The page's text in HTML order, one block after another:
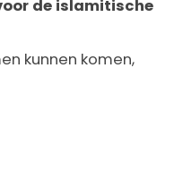
de islamitische
kunnen komen,